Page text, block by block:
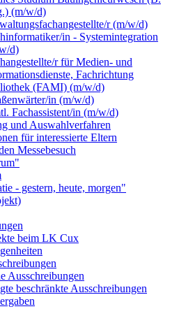
(m/w/d)
r (m/w/d)
in - Systemintegration
d)
r für Medien- und
Fachrichtung
(FAMI) (m/w/d)
in (m/w/d)
Fachassistent/in (m/w/d)
und Auswahlverfahren
für interessierte Eltern
Messebesuch
- gestern, heute, morgen"
beim LK Cux
Ausschreibungen
beschränkte Ausschreibungen